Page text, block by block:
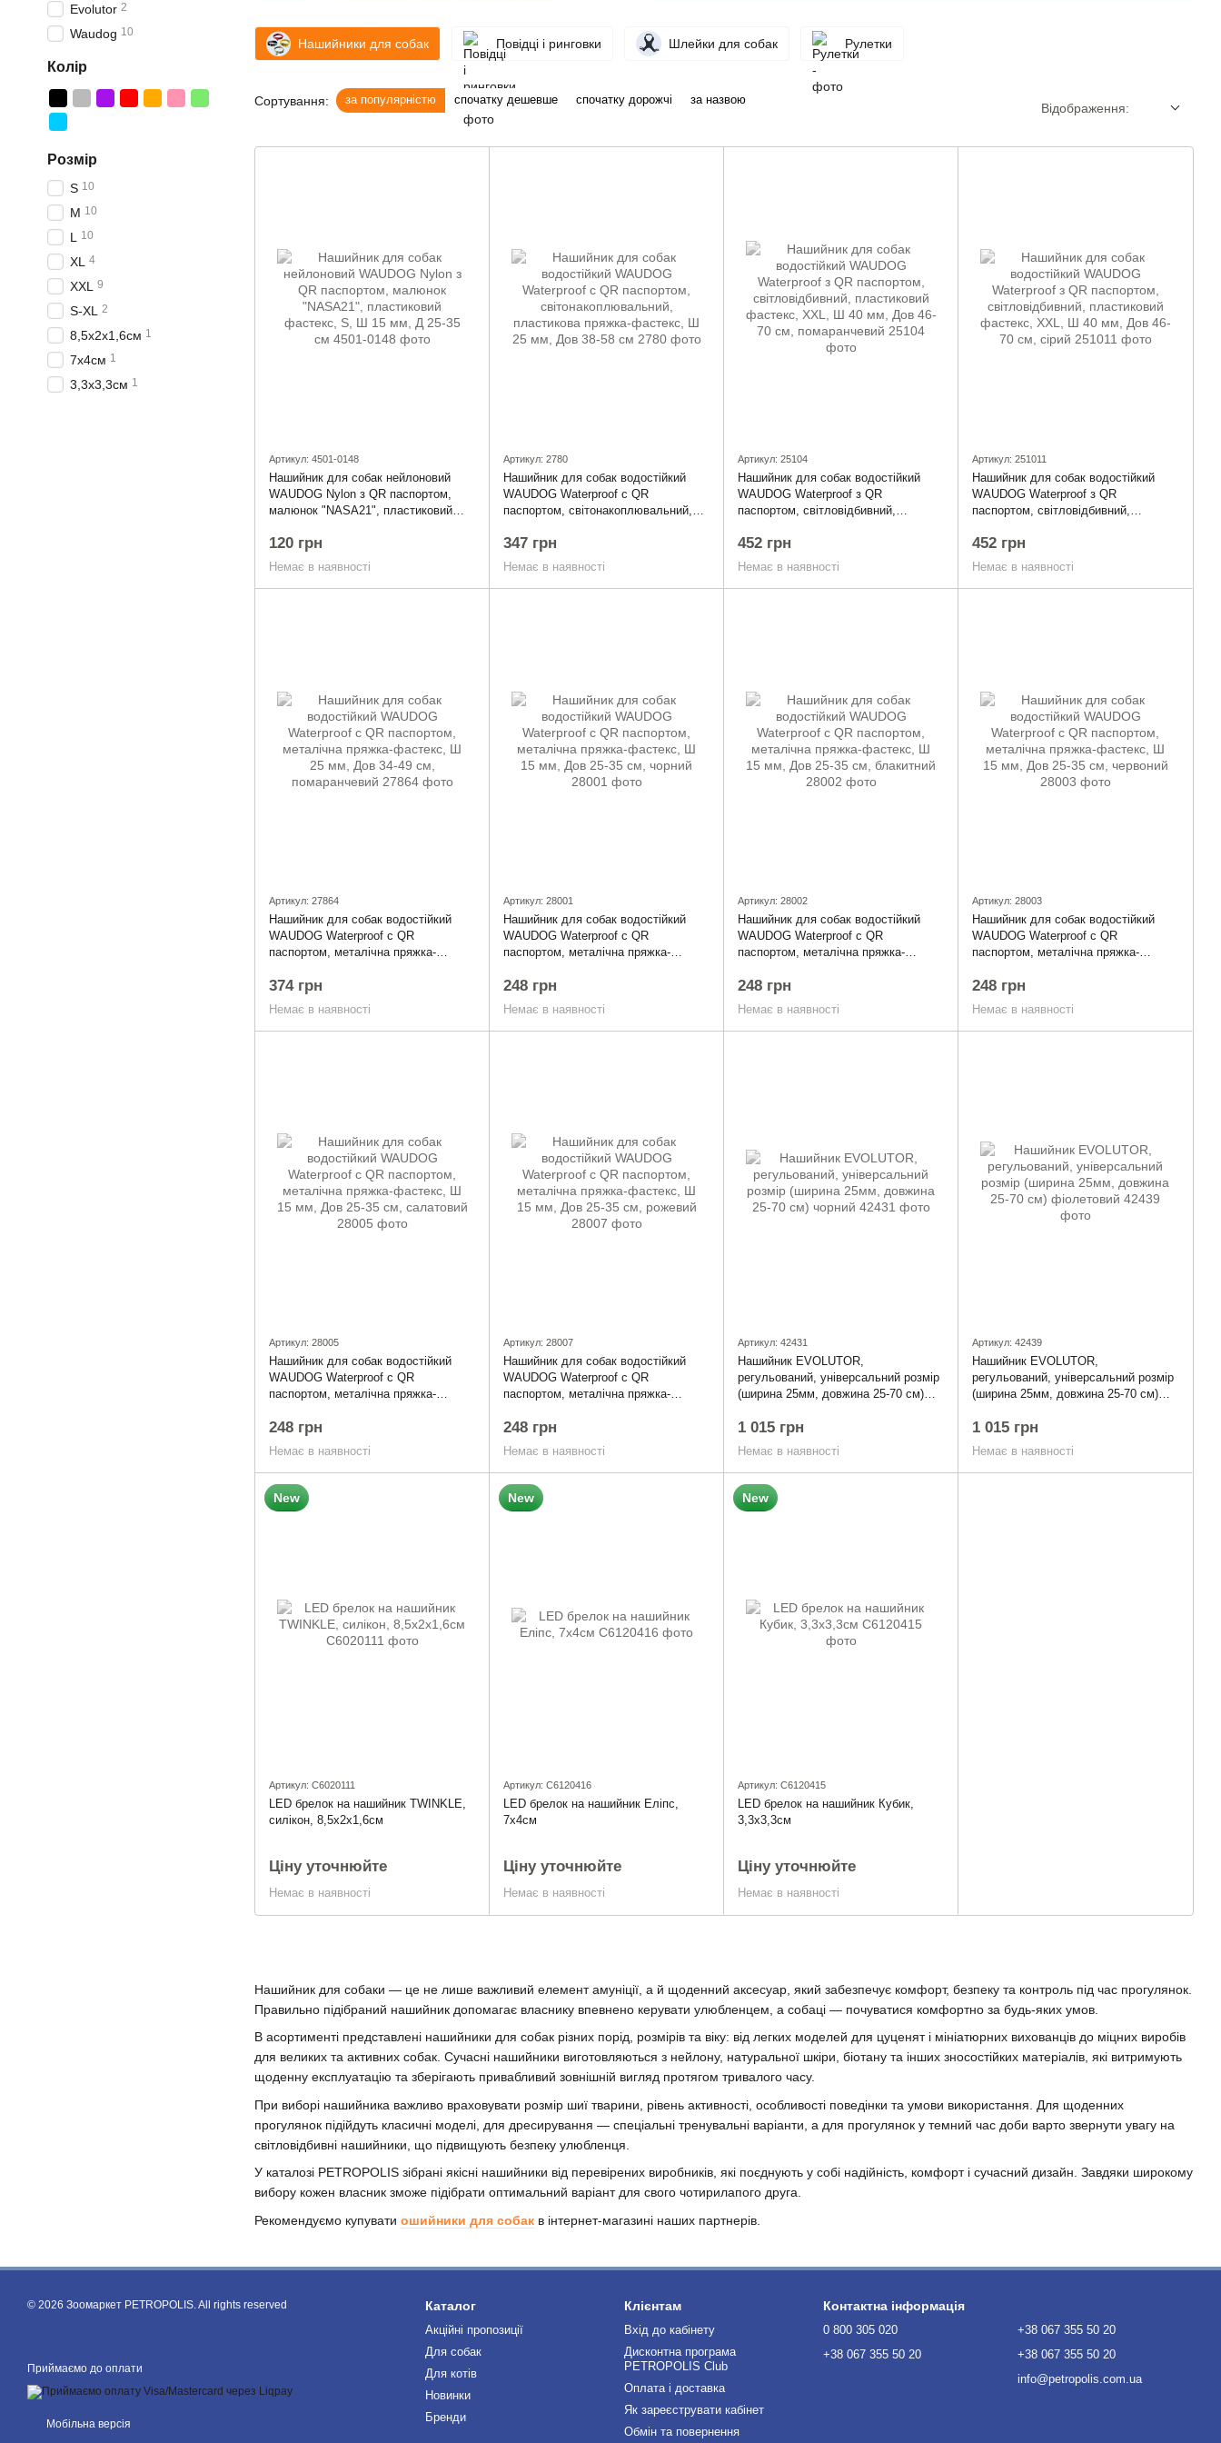
Нашийники для собак Повідці і ринговки Шлейки для собак Рулетки
Сортування: за популярністю спочатку дешевше спочатку дорожчі за назвою
Відображення:
Нашийник для собаки — це не лише важливий елемент амуніції, а й щоденний аксесуар, який забезпечує комфорт, безпеку та контроль під час прогулянок.
Правильно підібраний нашийник допомагає власнику впевнено керувати улюбленцем, а собаці — почуватися комфортно за будь-яких умов.
В асортименті представлені нашийники для собак різних порід, розмірів та віку: від легких моделей для цуценят і мініатюрних вихованців до міцних виробів
для великих та активних собак. Сучасні нашийники виготовляються з нейлону, натуральної шкіри, біотану та інших зносостійких матеріалів, які витримують
щоденну експлуатацію та зберігають привабливий зовнішній вигляд протягом тривалого часу.
При виборі нашийника важливо враховувати розмір шиї тварини, рівень активності, особливості поведінки та умови використання. Для щоденних
прогулянок підійдуть класичні моделі, для дресирування — спеціальні тренувальні варіанти, а для прогулянок у темний час доби варто звернути увагу на
світловідбивні нашийники, що підвищують безпеку улюбленця.
У каталозі PETROPOLIS зібрані якісні нашийники від перевірених виробників, які поєднують у собі надійність, комфорт і сучасний дизайн. Завдяки широкому
вибору кожен власник зможе підібрати оптимальний варіант для свого чотирилапого друга.
Рекомендуємо купувати ошийники для собак в інтернет-магазині наших партнерів.
Артикул: 4501-0148
Нашийник для собак нейлоновий
WAUDOG Nylon з QR паспортом,
малюнок "NASA21", пластиковий
120 грн
Немає в наявності
Артикул: 2780
Нашийник для собак водостійкий
WAUDOG Waterproof c QR
паспортом, світонакоплювальний,
мм, Дов 38-58 см
347 грн
Немає в наявності
Артикул: 25104
Нашийник для собак водостійкий
WAUDOG Waterproof з QR
паспортом, світловідбивний,
мм, Дов 46-70 см, помаранчевий
452 грн
Немає в наявності
Артикул: 251011
Нашийник для собак водостійкий
WAUDOG Waterproof з QR
паспортом, світловідбивний,
мм, Дов 46-70 см, сірий
452 грн
Немає в наявності
Артикул: 27864
Нашийник для собак водостійкий
WAUDOG Waterproof c QR
паспортом, металічна пряжка-
помаранчевий
374 грн
Немає в наявності
Артикул: 28001
Нашийник для собак водостійкий
WAUDOG Waterproof c QR
паспортом, металічна пряжка-
чорний
248 грн
Немає в наявності
Артикул: 28002
Нашийник для собак водостійкий
WAUDOG Waterproof c QR
паспортом, металічна пряжка-
блакитний
248 грн
Немає в наявності
Артикул: 28003
Нашийник для собак водостійкий
WAUDOG Waterproof c QR
паспортом, металічна пряжка-
червоний
248 грн
Немає в наявності
Артикул: 28005
Нашийник для собак водостійкий
WAUDOG Waterproof c QR
паспортом, металічна пряжка-
салатовий
248 грн
Немає в наявності
Артикул: 28007
Нашийник для собак водостійкий
WAUDOG Waterproof c QR
паспортом, металічна пряжка-
рожевий
248 грн
Немає в наявності
Артикул: 42431
Нашийник EVOLUTOR,
регульований, універсальний розмір
(ширина 25мм, довжина 25-70 см)
1 015 грн
Немає в наявності
Артикул: 42439
Нашийник EVOLUTOR,
регульований, універсальний розмір
(ширина 25мм, довжина 25-70 см)
1 015 грн
Немає в наявності
New
Артикул: C6020111
LED брелок на нашийник TWINKLE,
силікон, 8,5x2x1,6см
Ціну уточнюйте
Немає в наявності
New
Артикул: C6120416
LED брелок на нашийник Еліпс,
7х4см
Ціну уточнюйте
Немає в наявності
New
Артикул: C6120415
LED брелок на нашийник Кубик,
3,3х3,3см
Ціну уточнюйте
Немає в наявності
Evolutor 2
Waudog 10
Колір
Розмір
S 10
М 10
L 10
XL 4
XXL 9
S-XL 2
8,5x2x1,6см 1
7х4см 1
3,3х3,3см 1
© 2026 Зоомаркет PETROPOLIS. All rights reserved
Приймаємо до оплати
Мобільна версія
Каталог
Акційні пропозиції
Для собак
Для котів
Новинки
Бренди
Клієнтам
Вхід до кабінету
Дисконтна програма
PETROPOLIS Club
Оплата і доставка
Як зареєструвати кабінет
Обмін та повернення
Контактна інформація
0 800 305 020
+38 067 355 50 20
+38 067 355 50 20
+38 067 355 50 20
info@petropolis.com.ua